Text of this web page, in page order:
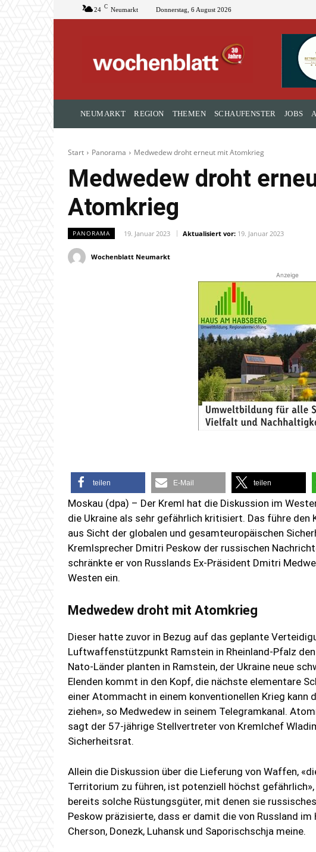
24 C Neumarkt Donnerstag, 6 August 2026
NEUMARKT REGION THEMEN SCHAUFENSTER JOBS
Start Panorama Medwedew droht erneut mit Atomkrieg
Medwedew droht
Atomkrieg
PANORAMA 19. Januar 2023 Aktualisiert vor: 19. Januar 2023
Wochenblatt Neumarkt
Anzeige
teilen E-Mail teilen
Moskau (dpa) – Der Kreml hat die Diskussion im
die Ukraine als sehr gefährlich kritisiert. Das führe den
aus Sicht der globalen und gesamteuropäischen
Kremlsprecher Dmitri Peskow der russischen
schränkte er von Russlands Ex-Präsident Dmitri
Westen ein.
Medwedew droht mit Atomkrieg
Dieser hatte zuvor in Bezug auf das geplante
Luftwaffenstützpunkt Ramstein in Rheinland-Pfalz
Nato-Länder planten in Ramstein, der Ukraine neue
Elenden kommt in den Kopf, die nächste elementare
einer Atommacht in einem konventionellen Krieg kann
ziehen», so Medwedew in seinem Telegramkanal.
sagt der 57-jährige Stellvertreter von Kremlchef
Sicherheitsrat.
Allein die Diskussion über die Lieferung von Waffen,
Territorium zu führen, ist potenziell höchst
bereits solche Rüstungsgüter, mit denen sie
Peskow präzisierte, dass er damit die von Russland
Cherson, Donezk, Luhansk und Saporischschja meine.